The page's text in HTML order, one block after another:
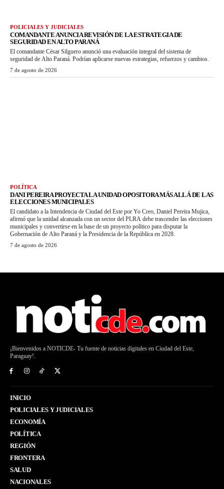
POLICIALES Y JUDICIALES
COMANDANTE ANUNCIA REVISIÓN DE LA ESTRATEGIA DE
SEGURIDAD EN ALTO PARANÁ
El comandante César Silguero anunció una evaluación integral del sistema de
seguridad de Alto Paraná. Podrían aplicarse nuevas estrategias, refuerzos y cambios.
7 de agosto de 2026
POLÍTICA
DANI PEREIRA PROYECTA LA UNIDAD OPOSITORA MÁS ALLÁ DE LAS
ELECCIONES MUNICIPALES
El candidato a la Intendencia de Ciudad del Este por Yo Creo, Daniel Pereira Mujica,
afirmó que la unidad alcanzada con un sector del PLRA debe trascender las elecciones
municipales y convertirse en la base de un proyecto político para disputar la
Gobernación de Alto Paraná y la Presidencia de la República en 2028.
7 de agosto de 2026
¡Bienvenidos a NOTICDE- Tu fuente de noticias digitales en Ciudad del Este,
Paraguay!.
INICIO
POLICIALES Y JUDICIALES
ECONOMÍA
POLÍTICA
REGIÓN
FRONTERA
SALUD
NACIONALES